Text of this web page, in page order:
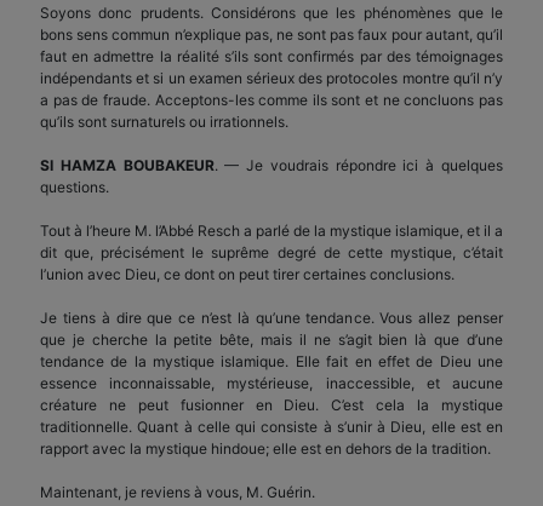
Soyons donc prudents. Considérons que les phénomènes que le
bons sens commun n’explique pas, ne sont pas faux pour autant, qu’il
faut en admettre la réalité s’ils sont confirmés par des témoignages
indépendants et si un examen sérieux des protocoles montre qu’il n’y
a pas de fraude. Acceptons-les comme ils sont et ne concluons pas
qu’ils sont surnaturels ou irrationnels.
SI HAMZA BOUBAKEUR. — Je voudrais répondre ici à quelques
questions.
Tout à l’heure M. l’Abbé Resch a parlé de la mystique islamique, et il a
dit que, précisément le suprême degré de cette mystique, c’était
l’union avec Dieu, ce dont on peut tirer certaines conclusions.
Je tiens à dire que ce n’est là qu’une tendance. Vous allez penser
que je cherche la petite bête, mais il ne s’agit bien là que d’une
tendance de la mystique islamique. Elle fait en effet de Dieu une
essence inconnaissable, mystérieuse, inaccessible, et aucune
créature ne peut fusionner en Dieu. C’est cela la mystique
traditionnelle. Quant à celle qui consiste à s’unir à Dieu, elle est en
rapport avec la mystique hindoue; elle est en dehors de la tradition.
Maintenant, je reviens à vous, M. Guérin.